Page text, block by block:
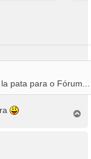
pata para o Fórum...